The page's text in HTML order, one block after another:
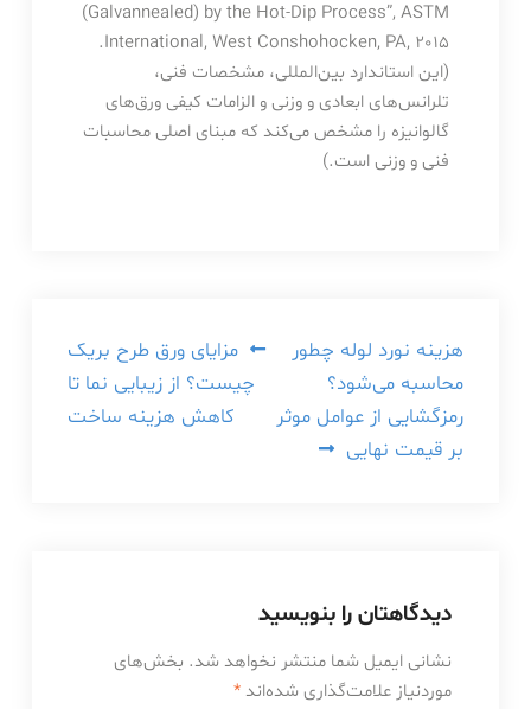
(Galvannealed) by the Hot-Dip Process”, ASTM
International, West Conshohocken, PA, 2015.
(این استاندارد بین‌المللی، مشخصات فنی،
تلرانس‌های ابعادی و وزنی و الزامات کیفی ورق‌های
گالوانیزه را مشخص می‌کند که مبنای اصلی محاسبات
فنی و وزنی است.)
راهبری
نوشته
مزایای ورق طرح بریک
چیست؟ از زیبایی نما تا
کاهش هزینه ساخت
هزینه نورد لوله چطور
محاسبه می‌شود؟
رمزگشایی از عوامل موثر
بر قیمت نهایی
دیدگاهتان را بنویسید
نشانی ایمیل شما منتشر نخواهد شد. بخش‌های
موردنیاز علامت‌گذاری شده‌اند *